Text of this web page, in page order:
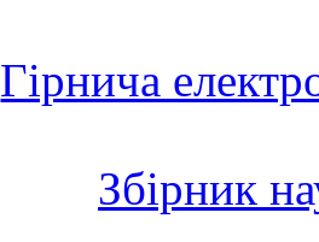
Гірнича
Збірник